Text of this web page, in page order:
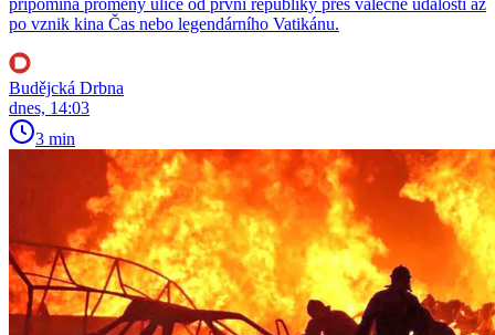
připomíná proměny ulice od první republiky přes válečné události až
po vznik kina Čas nebo legendárního Vatikánu.
Budějcká Drbna
dnes, 14:03
3 min